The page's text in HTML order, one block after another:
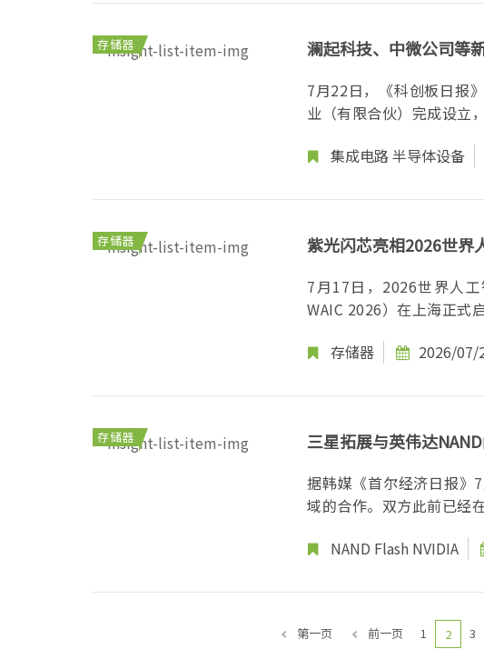
存储器 澜起科技、中微公司等
7月22日，《科创板日报
业（有限合伙）完成设立
集成电路半导体设备
存储器
紫光闪芯亮相2026世界
7月17日，2026世界人
WAIC 2026）在上海正式
存储器
2026/07/
存储器 三星拓展与英伟达
据韩媒《首尔经济日报》
域的合作。双方此前已经
NAND Flash NVIDIA
第一页 前一页 1 2 3